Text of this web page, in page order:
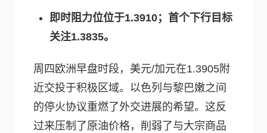
即时阻力位位于1.3910；首个下行目标
关注1.3835。
周四欧洲早盘时段，美元/加元在1.3905附
近交投于积极区域。以色列与黎巴嫩之间
的停火协议重燃了外交进展的希望。这反
过来压制了原油价格，削弱了与大宗商品